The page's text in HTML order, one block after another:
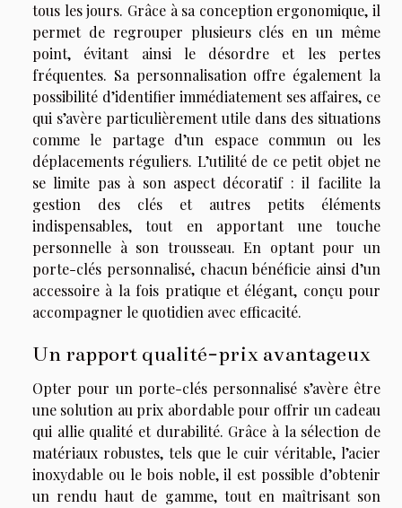
tous les jours. Grâce à sa conception ergonomique, il
permet de regrouper plusieurs clés en un même
point, évitant ainsi le désordre et les pertes
fréquentes. Sa personnalisation offre également la
possibilité d’identifier immédiatement ses affaires, ce
qui s’avère particulièrement utile dans des situations
comme le partage d’un espace commun ou les
déplacements réguliers. L’utilité de ce petit objet ne
se limite pas à son aspect décoratif : il facilite la
gestion des clés et autres petits éléments
indispensables, tout en apportant une touche
personnelle à son trousseau. En optant pour un
porte-clés personnalisé, chacun bénéficie ainsi d’un
accessoire à la fois pratique et élégant, conçu pour
accompagner le quotidien avec efficacité.
Un rapport qualité-prix avantageux
Opter pour un porte-clés personnalisé s’avère être
une solution au prix abordable pour offrir un cadeau
qui allie qualité et durabilité. Grâce à la sélection de
matériaux robustes, tels que le cuir véritable, l’acier
inoxydable ou le bois noble, il est possible d’obtenir
un rendu haut de gamme, tout en maîtrisant son